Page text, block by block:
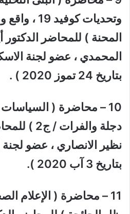
وتحديات
المحنة ) للمحاضر
المحمدي ، عضو لجنة
بتاريخ 24 تموز 2020 ) .
10 – محاضرة (
دجلة
نظير الانصاري ، عضو لجنة
بتاريخ 3 آب 2020 ).
11 – محاضرة ( الإعلام